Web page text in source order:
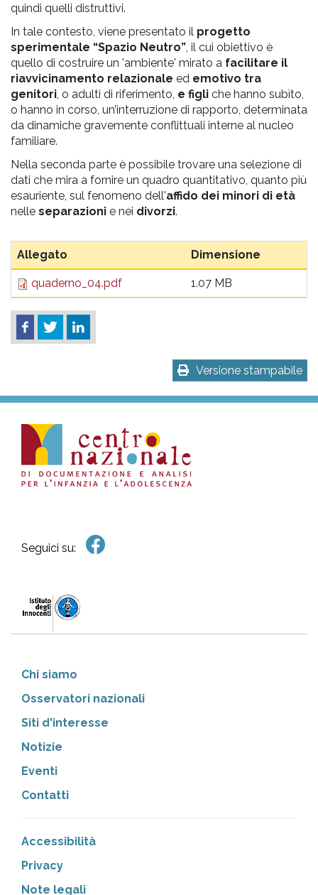
quindi quelli distruttivi.
In tale contesto, viene presentato il progetto
sperimentale “Spazio Neutro”, il cui obiettivo è
quello di costruire un 'ambiente' mirato a facilitare il
riavvicinamento relazionale ed emotivo tra
genitori, o adulti di riferimento, e figli che hanno subìto,
o hanno in corso, un’interruzione di rapporto, determinata
da dinamiche gravemente conflittuali interne al nucleo
familiare.
Nella seconda parte è possibile trovare una selezione di
dati che mira a fornire un quadro quantitativo, quanto più
esauriente, sul fenomeno dell'affido dei minori di età
nelle separazioni e nei divorzi.
Allegato Dimensione
quaderno_04.pdf 1.07 MB
Versione stampabile
Seguici su:
Chi siamo
Osservatori nazionali
Siti d'interesse
Notizie
Eventi
Contatti
Accessibilità
Privacy
Note legali